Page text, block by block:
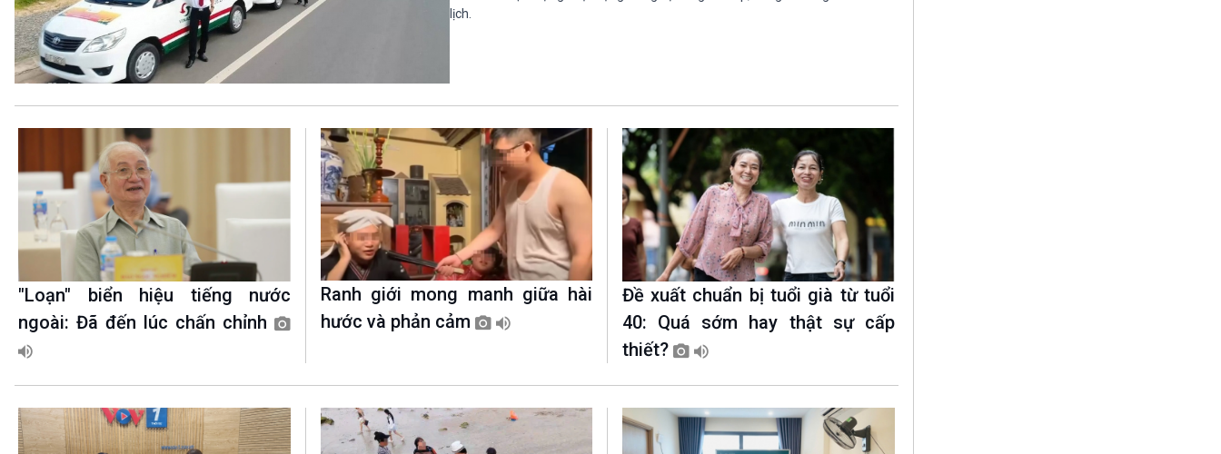
360 độ Sức khỏe
Chuyển đổi Xanh
Tài nguyên và Môi trường
Chuyên gia của bạn
Kết nối công nghệ
Sống chung với biến đổi
khí hậu
Chát với người nổi tiếng
VOV1 đặc biệt
Thanh âm ký sự
Chân dung cuộc sống
Các chương trình đặc biệt
lịch.
"Loạn" biển hiệu tiếng nước
ngoài: Đã đến lúc chấn chỉnh
Ranh giới mong manh giữa hài
hước và phản cảm
Đề xuất chuẩn bị tuổi già từ tuổi
40: Quá sớm hay thật sự cấp
thiết?